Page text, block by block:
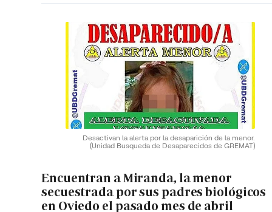
Desactivan la alerta por la desaparición de la menor.
(Unidad Busqueda de Desaparecidos de GREMAT)
Encuentran a Miranda, la menor
secuestrada por sus padres biológicos
en Oviedo el pasado mes de abril